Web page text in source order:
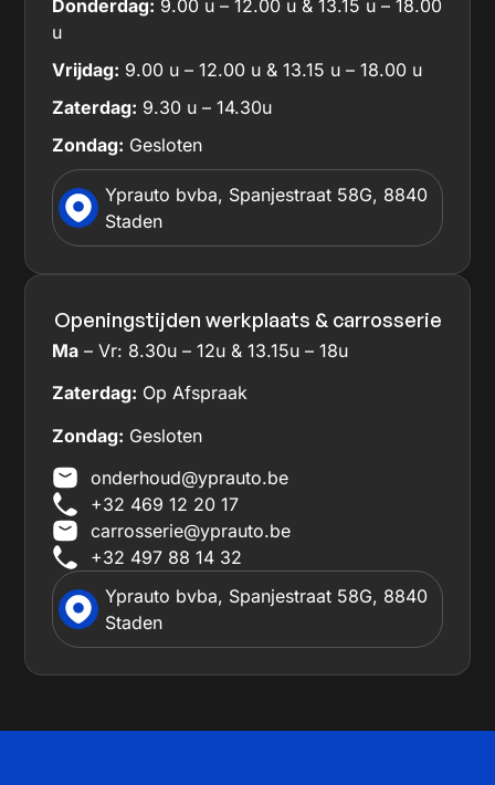
Donderdag: 9.00 u – 12.00 u & 13.15 u – 18.00
u
Vrijdag: 9.00 u – 12.00 u & 13.15 u – 18.00 u
Zaterdag: 9.30 u – 14.30u
Zondag: Gesloten
Yprauto bvba, Spanjestraat 58G, 8840
Staden
Openingstijden werkplaats & carrosserie
Ma – Vr: 8.30u – 12u & 13.15u – 18u
Zaterdag: Op Afspraak
Zondag: Gesloten
onderhoud@yprauto.be
+32 469 12 20 17
carrosserie@yprauto.be
+32 497 88 14 32
Yprauto bvba, Spanjestraat 58G, 8840
Staden